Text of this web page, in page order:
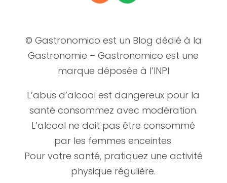
© Gastronomico est un Blog dédié à la
Gastronomie – Gastronomico est une
marque déposée à l’INPI
L’abus d’alcool est dangereux pour la
santé consommez avec modération.
L’alcool ne doit pas être consommé
par les femmes enceintes.
Pour votre santé, pratiquez une activité
physique régulière.